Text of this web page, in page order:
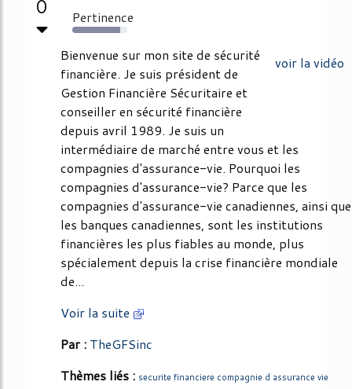
0 Pertinence
87%
voir la vidéo
Bienvenue sur mon site de sécurité
financière. Je suis président de
Gestion Financière Sécuritaire et
conseiller en sécurité financière
depuis avril 1989. Je suis un
intermédiaire de marché entre vous et les
compagnies d'assurance-vie. Pourquoi les
compagnies d'assurance-vie? Parce que les
compagnies d'assurance-vie canadiennes, ainsi que
les banques canadiennes, sont les institutions
financières les plus fiables au monde, plus
spécialement depuis la crise financière mondiale
de...
Voir la suite
Par : TheGFSinc
Thèmes liés : securite financiere compagnie d assurance vie